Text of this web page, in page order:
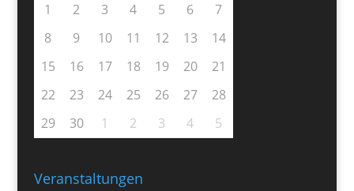
1 2 3 4 5 6
7
8
9 10 11 12 13
14
15
16 17 18 19 20
21
22
23 24 25 26 27
28
29
30 1 2 3 4 5
Veranstaltungen